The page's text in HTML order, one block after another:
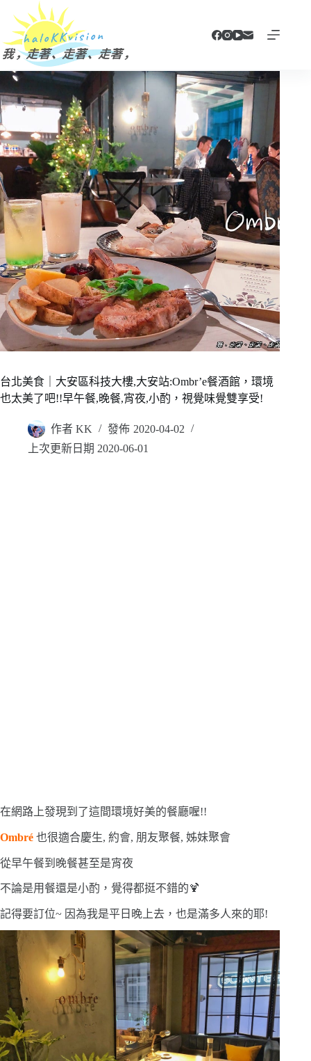
主
要
內
容
台北美食｜大安區科技大樓,大安站:Ombr’e餐酒館，環境
也太美了吧!!早午餐,晚餐,宵夜,小酌，視覺味覺雙享受!
作者 KK 發佈 2020-04-02
上次更新日期 2020-06-01
在網路上發現到了這間環境好美的餐廳喔!!
Ombré 也很適合慶生, 約會, 朋友聚餐, 姊妹聚會
從早午餐到晚餐甚至是宵夜
不論是用餐還是小酌，覺得都挺不錯的🍹
記得要訂位~ 因為我是平日晚上去，也是滿多人來的耶!